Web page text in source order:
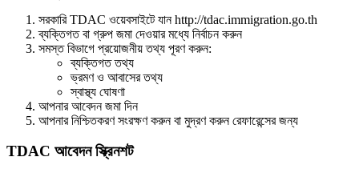
সরকারি TDAC ওয়েবসাইটে যান http://tdac.immigration.go.th
ব্যক্তিগত বা গ্রুপ জমা দেওয়ার মধ্যে নির্বাচন করুন
সমস্ত বিভাগে প্রয়োজনীয় তথ্য পূরণ করুন:
ব্যক্তিগত তথ্য
ভ্রমণ ও আবাসের তথ্য
স্বাস্থ্য ঘোষণা
আপনার আবেদন জমা দিন
আপনার নিশ্চিতকরণ সংরক্ষণ করুন বা মুদ্রণ করুন রেফারেন্সের জন্য
TDAC আবেদন স্ক্রিনশট